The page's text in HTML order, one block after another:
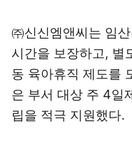
㈜신신엠앤씨는 임
시간을 보장하고, 별
동 육아휴직 제도를
은 부서 대상 주 4일
립을 적극 지원했다.